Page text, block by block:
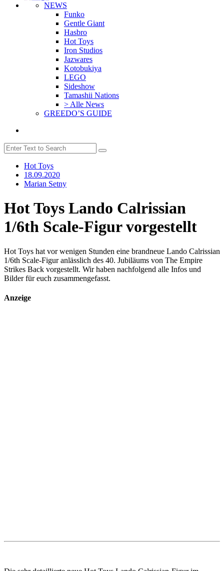
NEWS
Funko
Gentle Giant
Hasbro
Hot Toys
Iron Studios
Jazwares
Kotobukiya
LEGO
Sideshow
Tamashii Nations
> Alle News
GREEDO’S GUIDE
Hot Toys
18.09.2020
Marian Setny
Hot Toys Lando Calrissian
1/6th Scale-Figur vorgestellt
Hot Toys hat vor wenigen Stunden eine brandneue Lando Calrissian
1/6th Scale-Figur anlässlich des 40. Jubiläums von The Empire
Strikes Back vorgestellt. Wir haben nachfolgend alle Infos und
Bilder für euch zusammengefasst.
Anzeige